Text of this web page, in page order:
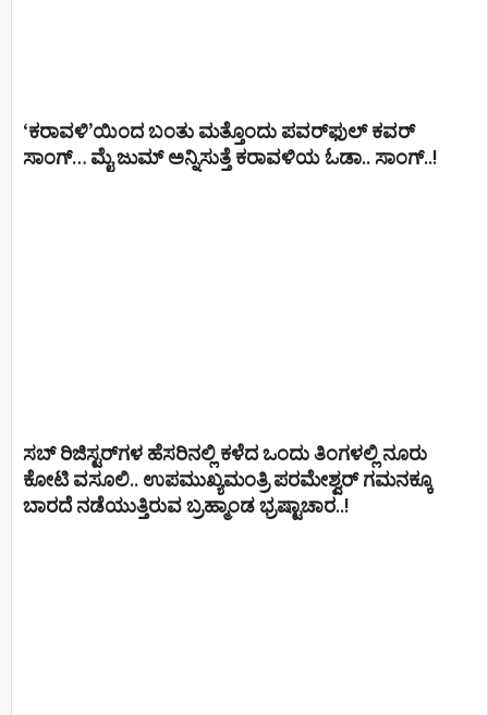
‘ಕರಾವಳಿ’ಯಿಂದ ಬಂತು ಮತ್ತೊಂದು ಪವರ್‌ಫುಲ್ ಕವರ್
ಸಾಂಗ್… ಮೈ ಜುಮ್ ಅನ್ನಿಸುತ್ತೆ ಕರಾವಳಿಯ ಓಡಾ.. ಸಾಂಗ್‌..!
ಸಬ್ ರಿಜಿಸ್ಟರ್​ಗಳ ಹೆಸರಿನಲ್ಲಿ ಕಳೆದ ಒಂದು ತಿಂಗಳಲ್ಲಿ ನೂರು
ಕೋಟಿ ವಸೂಲಿ.. ಉಪಮುಖ್ಯಮಂತ್ರಿ ಪರಮೇಶ್ವರ್​ ಗಮನಕ್ಕೂ
ಬಾರದೆ ನಡೆಯುತ್ತಿರುವ ಬ್ರಹ್ಮಾಂಡ ಭ್ರಷ್ಟಾಚಾರ..!